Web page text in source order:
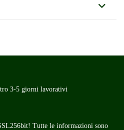
3-5 giorni lavorativi
Tutte le informazioni sono